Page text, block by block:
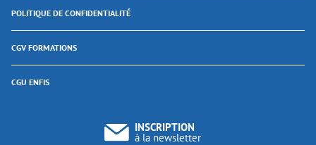
POLITIQUE DE CONFIDENTIALITÉ
CGV FORMATIONS
CGU ENFIS
INSCRIPTION
à la newsletter